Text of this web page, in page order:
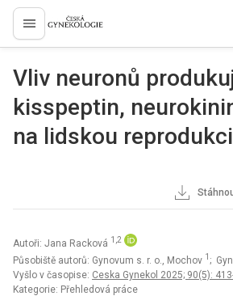
proLékaře.cz
Vliv neuronů
kisspeptin,
na lidskou reprodukci
Autoři: Jana Racková 1,2
Působiště autorů: Gynovum s. r. o., Mochov 1 ;
Vyšlo v časopise: Ceska Gynekol 2025; 90(5):
Kategorie: Přehledová práce